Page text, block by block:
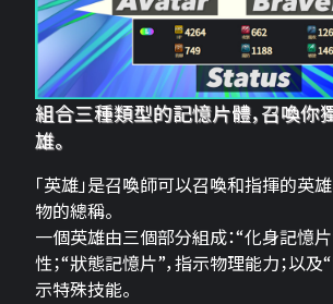
組合三種類型的記憶片體，召喚你
雄。
「英雄」是召喚師可以召喚和指揮的英
物的總稱。
一個英雄由三個部分組成：“化身記憶
性；“狀態記憶片”，指示物理能力；以及
示特殊技能。